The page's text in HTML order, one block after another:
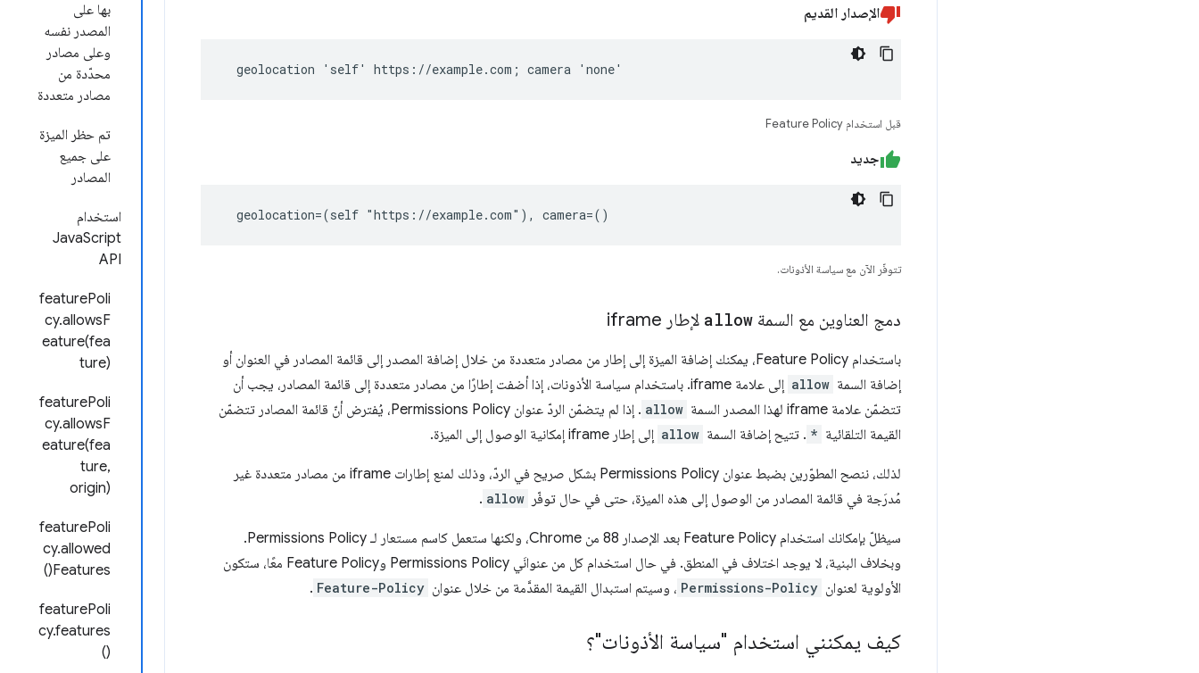
بها على
المصدر نفسه
وعلى مصادر
محدّدة من
مصادر متعددة
تم حظر الميزة
على جميع
المصادر
استخدام
JavaScript
API
featurePoli
cy.allowsF
eature(fea
ture)
featurePoli
cy.allowsF
eature(fea
ture,
origin)
featurePoli
cy.allowed
Features()
featurePoli
cy.features
()
الإصدار القديم
  geolocation 'self' https://example.com; camera 'none'
قبل استخدام Feature Policy
جديد
  geolocation=(self "https://example.com"), camera=()
تتوفّر الآن مع سياسة الأذونات.
دمج العناوين مع السمة allow لإطار iframe
باستخدام Feature Policy، يمكنك إضافة الميزة إلى إطار من مصادر متعددة من خلال إضافة المصدر إلى قائمة المصادر في العنوان أو
إضافة السمة allow
إلى علامة iframe. باستخدام سياسة الأذونات، إذا أضفت إطارًا من مصادر متعددة إلى قائمة المصادر، يجب أن
تتضمّن علامة iframe لهذا المصدر السمة
allow
. إذا لم يتضمّن الردّ عنوان Permissions Policy، يُفترض أنّ قائمة المصادر تتضمّن
القيمة التلقائية * . تتيح إضافة السمة allow إلى إطار iframe إمكانية الوصول إلى الميزة.
لذلك، ننصح المطوّرين بضبط عنوان Permissions Policy بشكل صريح في الردّ، وذلك لمنع إطارات iframe من مصادر متعددة غير
مُدرَجة في قائمة المصادر من الوصول إلى هذه الميزة، حتى في حال توفّر allow
.
سيظلّ بإمكانك استخدام Feature Policy بعد الإصدار 88 من Chrome، ولكنها ستعمل كاسم مستعار لـ Permissions Policy.
وبخلاف البنية، لا يوجد اختلاف في المنطق. في حال استخدام كل من عنوانَي Permissions Policy وFeature Policy معًا، ستكون
الأولوية لعنوان Permissions-Policy ، وسيتم استبدال القيمة المقدَّمة من خلال عنوان Feature-Policy
.
كيف يمكنني استخدام "سياسة الأذونات"؟